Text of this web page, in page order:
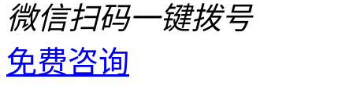
微信扫码一键拨号
免费咨询